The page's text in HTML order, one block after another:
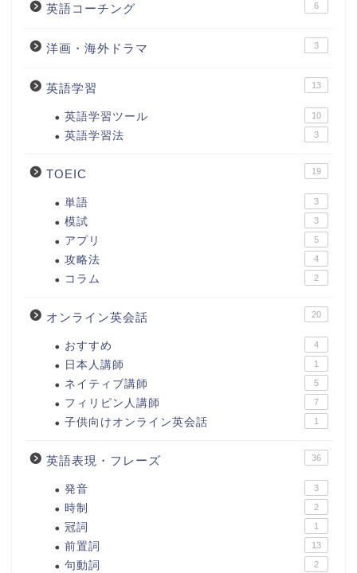
英語コーチング 6
洋画・海外ドラマ 3
英語学習 13
英語学習ツール 10
英語学習法 3
TOEIC 19
単語 3
模試 3
アプリ 5
攻略法 4
コラム 2
オンライン英会話 20
おすすめ 4
日本人講師 1
ネイティブ講師 5
フィリピン人講師 7
子供向けオンライン英会話 1
英語表現・フレーズ 36
発音 3
時制 2
冠詞 1
前置詞 13
句動詞 2